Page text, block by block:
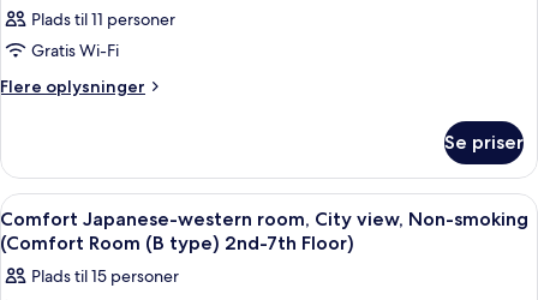
billeder
af
Værelse
Plads til 11 personer
Gratis Wi-Fi
Flere oplysninger
Flere
Se priser
Indlæs
alle
billeder
af
1
Comfort Japanese-western room, City view, Non-smoking
(Comfort Room (B type) 2nd-7th Floor)
Plads til 15 personer